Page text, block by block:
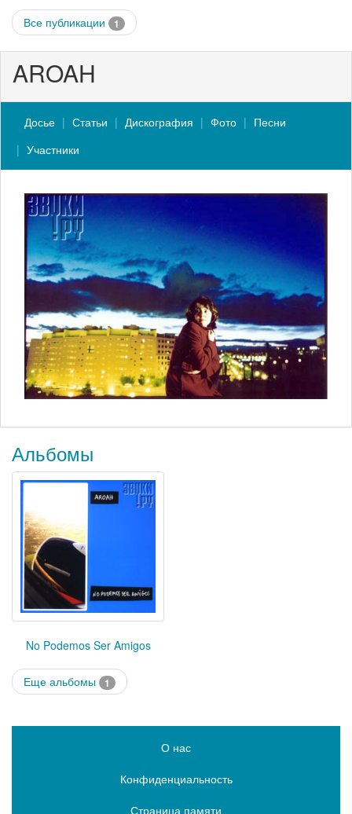
Все публикации 1
AROAH
Досье Статьи Дискография Фото
Песни
Участники
Альбомы
No Podemos Ser Amigos
Еще альбомы 1
О нас
Конфиденциальность
Страница памяти